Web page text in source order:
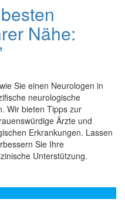
Nähe:
Sie einen Neurologen in
neurologische
Wir bieten Tipps zur
Ärzte und
Erkrankungen. Lassen
Sie Ihre
Unterstützung.